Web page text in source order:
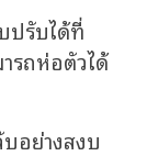
ปรับได้ที่
รถห่อตัวได้
อย่างสงบ